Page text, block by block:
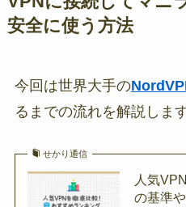
安全に使う方法
今回は世界大手の
るまでの流れを解説します
せかり通信
人気
の基準